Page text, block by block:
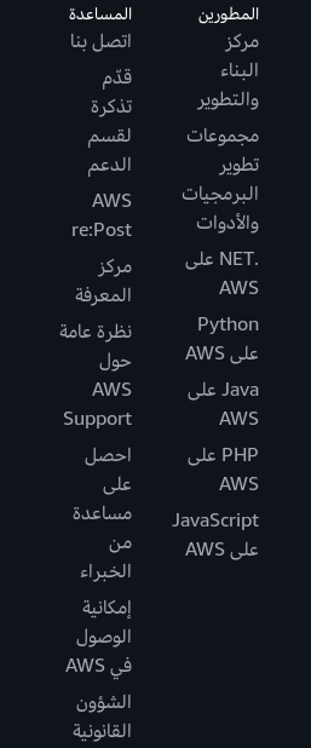
المطورين
مركز
البناء
والتطوير
مجموعات
تطوير
البرمجيات
والأدوات
.NET على
AWS
Python
على AWS
Java على
AWS
PHP على
AWS
JavaScript
على AWS
المساعدة
اتصل بنا
قدّم
تذكرة
لقسم
الدعم
AWS
re:Post
مركز
المعرفة
نظرة عامة
حول
AWS
Support
احصل
على
مساعدة
من
الخبراء
إمكانية
الوصول
في AWS
الشؤون
القانونية